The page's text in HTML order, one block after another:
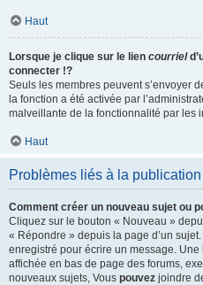
Haut
Lorsque je clique sur le lien courriel
connecter !?
Seuls les membres peuvent s’envoyer
la fonction a été activée par
malveillante de la fonctionnalité par les
Haut
Problèmes liés à la
Comment créer un nouveau sujet ou
Cliquez sur le bouton « Nouveau »
« Répondre » depuis la page d’un
enregistré pour écrire un message.
affichée en bas de page des forums,
nouveaux sujets, Vous pouvez joindre